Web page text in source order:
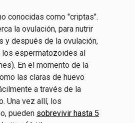
conocidas como "criptas".
la ovulación, para nutrir
y después de la ovulación,
los espermatozoides al
En el momento de la
las claras de huevo
a través de la
Una vez allí, los
pueden sobrevivir hasta 5